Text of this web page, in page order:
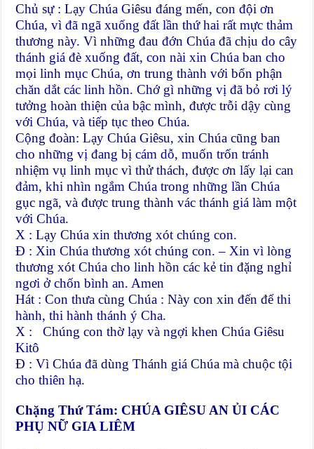
Chủ sự : Lạy Chúa Giêsu đáng mến, con đội ơn
Chúa, vì đã ngã xuống đất lần thứ hai rất mực thảm
thương này. Vì những đau đớn Chúa đã chịu do cây
thánh giá đè xuống đất, con nài xin Chúa ban cho
mọi linh mục Chúa, ơn trung thành với bổn phận
chăn dắt các linh hồn. Chớ gì những vị đã bỏ rơi lý
tưởng hoàn thiện của bậc mình, được trỗi dậy cùng
với Chúa, và tiếp tục theo Chúa.
Cộng đoàn: Lạy Chúa Giêsu, xin Chúa cũng ban
cho những vị đang bị cám dỗ, muốn trốn tránh
nhiệm vụ linh mục vì thử thách, được ơn lấy lại can
đảm, khi nhìn ngắm Chúa trong những lần Chúa
gục ngã, và được trung thành vác thánh giá làm một
với Chúa.
X : Lạy Chúa xin thương xót chúng con.
Đ : Xin Chúa thương xót chúng con. – Xin vì lòng
thương xót Chúa cho linh hồn các kẻ tin đặng nghỉ
ngơi ở chốn bình an. Amen
Hát : Con thưa cùng Chúa : Này con xin đến để thi
hành, thi hành thánh ý Cha.
X : Chúng con thờ lạy và ngợi khen Chúa Giêsu
Kitô
Đ : Vì Chúa đã dùng Thánh giá Chúa mà chuộc tội
cho thiên hạ.
Chặng Thứ Tám: CHÚA GIÊSU AN ỦI CÁC
PHỤ NỮ GIA LIÊM